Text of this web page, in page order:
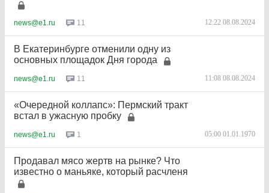
news@e1.ru 11 12:22 08.08.2024
В Екатеринбурге отменили одну из
основных площадок Дня города
news@e1.ru 11 11:08 08.08.2024
«Очередной коллапс»: Пермский тракт
встал в ужасную пробку
news@e1.ru 1 05:00 01.01.1970
Продавал мясо жертв на рынке? Что
известно о маньяке, который расчленя